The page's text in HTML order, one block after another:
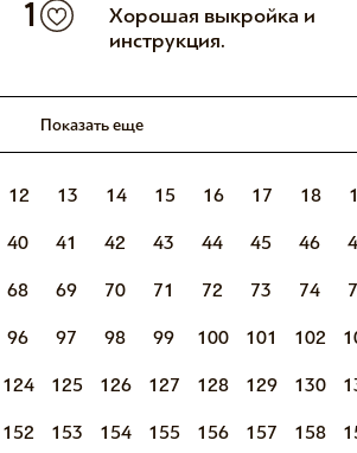
1
Хорошая выкройка и
инструкция.
Показать еще
12 13 14 15 16 17 18
40 41 42 43 44 45 46
68 69 70 71 72 73 74
96 97 98 99 100 101 102
124 125 126 127 128 129 130
152 153 154 155 156 157 158